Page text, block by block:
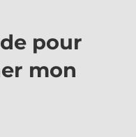
pour
mon